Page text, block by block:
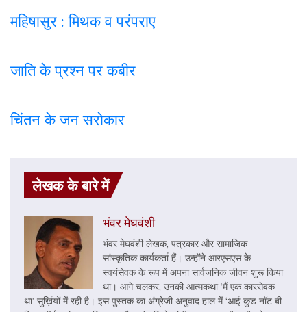
महिषासुर : मिथक व परंपराए
जाति के प्रश्न पर कबीर
चिंतन के जन सरोकार
लेखक के बारे में
भंवर मेघवंशी
भंवर मेघवंशी लेखक, पत्रकार और सामाजिक-
सांस्कृतिक कार्यकर्ता हैं। उन्होंने आरएसएस के
स्वयंसेवक के रूप में अपना सार्वजनिक जीवन शुरू किया
था। आगे चलकर, उनकी आत्मकथा ‘मैं एक कारसेवक
था’ सुर्ख़ियों में रही है। इस पुस्तक का अंग्रेजी अनुवाद हाल में ‘आई कुड नॉट बी